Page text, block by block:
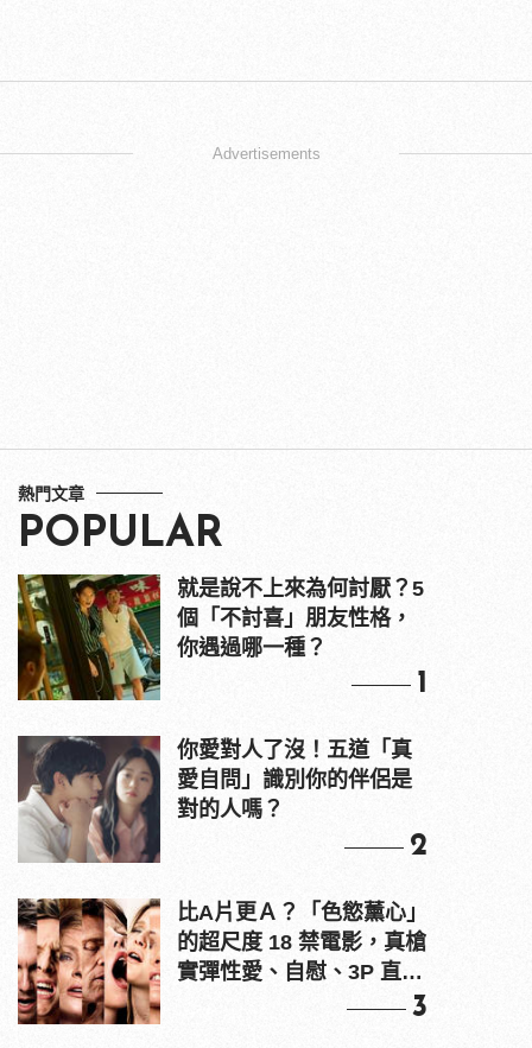
Advertisements
熱門文章
POPULAR
就是說不上來為何討厭？5
個「不討喜」朋友性格，
你遇過哪一種？
1
你愛對人了沒！五道「真
愛自問」識別你的伴侶是
對的人嗎？
2
比A片更Ａ？「色慾薰心」
的超尺度 18 禁電影，真槍
實彈性愛、自慰、3P 直接
3